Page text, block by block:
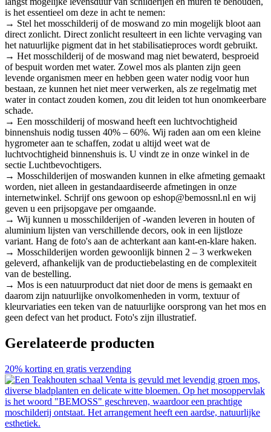
is het essentieel om deze in acht te nemen:
→ Stel het mosschilderij of de moswand zo min mogelijk bloot aan
direct zonlicht. Direct zonlicht resulteert in een lichte vervaging van
het natuurlijke pigment dat in het stabilisatieproces wordt gebruikt.
→ Het mosschilderij of de moswand mag niet bewaterd, besproeid
of bespuit worden met water. Zowel mos als planten zijn geen
levende organismen meer en hebben geen water nodig voor hun
bestaan, ze kunnen het niet meer verwerken, als ze regelmatig met
water in contact zouden komen, zou dit leiden tot hun onomkeerbare
schade.
→ Een mosschilderij of moswand heeft een luchtvochtigheid
binnenshuis nodig tussen 40% – 60%. Wij raden aan om een kleine
hygrometer aan te schaffen, zodat u altijd weet wat de
luchtvochtigheid binnenshuis is. U vindt ze in onze winkel in de
sectie Luchtbevochtigers.
→ Mosschilderijen of moswanden kunnen in elke afmeting gemaakt
worden, niet alleen in gestandaardiseerde afmetingen in onze
internetwinkel. Schrijf ons gewoon op eshop@bemossnl.nl en wij
geven u een prijsopgave per omgaande.
→ Wij kunnen u mosschilderijen of -wanden leveren in houten of
aluminium lijsten van verschillende decors, ook in een lijstloze
variant. Hang de foto's aan de achterkant aan kant-en-klare haken.
→ Mosschilderijen worden gewoonlijk binnen 2 – 3 werkweken
geleverd, afhankelijk van de productiebelasting en de complexiteit
van de bestelling.
→ Mos is een natuurproduct dat niet door de mens is gemaakt en
daarom zijn natuurlijke onvolkomenheden in vorm, textuur of
kleurvariaties een teken van de natuurlijke oorsprong van het mos en
geen defect van het product. Foto's zijn illustratief.
Gerelateerde producten
20% korting en gratis verzending